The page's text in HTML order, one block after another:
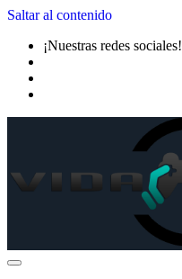
Saltar al contenido
¡Nuestras redes sociales!